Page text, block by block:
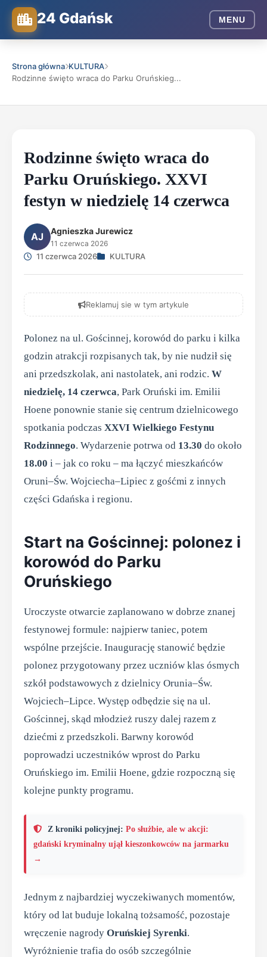
24 Gdańsk MENU
Strona główna KULTURA
Rodzinne święto wraca do Parku Oruńskieg...
Rodzinne święto wraca do
Parku Oruńskiego. XXVI
festyn w niedzielę 14 czerwca
AJ Agnieszka Jurewicz
11 czerwca 2026
11 czerwca 2026 KULTURA
Reklamuj sie w tym artykule
Polonez na ul. Gościnnej, korowód do parku i kilka
godzin atrakcji rozpisanych tak, by nie nudził się
ani przedszkolak, ani nastolatek, ani rodzic. W
niedzielę, 14 czerwca, Park Oruński im. Emilii
Hoene ponownie stanie się centrum dzielnicowego
spotkania podczas XXVI Wielkiego Festynu
Rodzinnego. Wydarzenie potrwa od 13.30 do około
18.00 i – jak co roku – ma łączyć mieszkańców
Oruni–Św. Wojciecha–Lipiec z gośćmi z innych
części Gdańska i regionu.
Start na Gościnnej: polonez i
korowód do Parku
Oruńskiego
Uroczyste otwarcie zaplanowano w dobrze znanej
festynowej formule: najpierw taniec, potem
wspólne przejście. Inaugurację stanowić będzie
polonez przygotowany przez uczniów klas ósmych
szkół podstawowych z dzielnicy Orunia–Św.
Wojciech–Lipce. Występ odbędzie się na ul.
Gościnnej, skąd młodzież ruszy dalej razem z
dziećmi z przedszkoli. Barwny korowód
poprowadzi uczestników wprost do Parku
Oruńskiego im. Emilii Hoene, gdzie rozpoczną się
kolejne punkty programu.
Z kroniki policyjnej: Po służbie, ale w akcji:
gdański kryminalny ujął kieszonkowców na jarmarku
→
Jednym z najbardziej wyczekiwanych momentów,
który od lat buduje lokalną tożsamość, pozostaje
wręczenie nagrody Oruńskiej Syrenki.
Wyróżnienie trafia do osób szczególnie